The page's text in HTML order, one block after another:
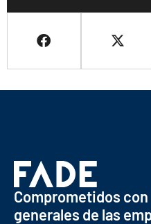
Comprometidos
generales de las